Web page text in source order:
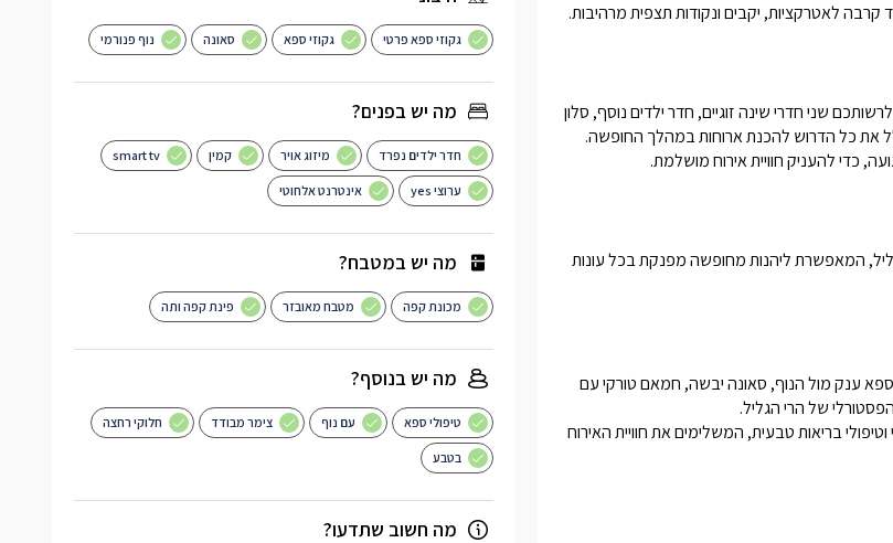
לאטרקציות, יקבים ונקודות תצפית מרהיבות.
כדי להעניק חוויית אירוח מושלמת.
גקוזי ספא פרטי גקוזי ספא סאונה נוף פנורמי
מה יש בפנים?
חדר ילדים נפרד מיזוג אויר קמין smart tv
ערוצי yes אינטרנט אלחוטי
מה יש במטבח?
מכונת קפה מטבח מאובזר פינת קפה ותה
מה יש בנוסף?
טיפולי ספא עם נוף צימר מבודד חלוקי רחצה
בטבע
מה חשוב שתדעו?